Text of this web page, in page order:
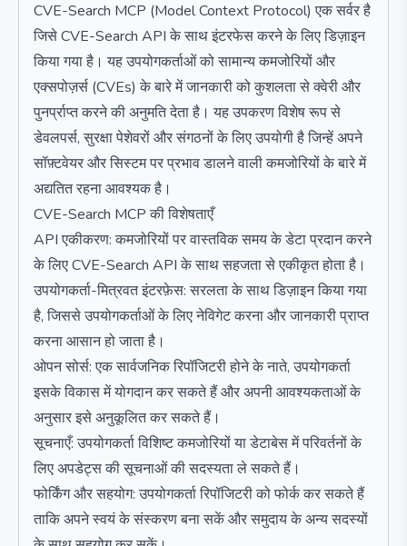
CVE-Search MCP (Model Context Protocol) एक सर्वर है
जिसे CVE-Search API के साथ इंटरफेस करने के लिए डिज़ाइन
किया गया है। यह उपयोगकर्ताओं को सामान्य कमजोरियों और
एक्सपोज़र्स (CVEs) के बारे में जानकारी को कुशलता से क्वेरी और
पुनर्प्राप्त करने की अनुमति देता है। यह उपकरण विशेष रूप से
डेवलपर्स, सुरक्षा पेशेवरों और संगठनों के लिए उपयोगी है जिन्हें अपने
सॉफ़्टवेयर और सिस्टम पर प्रभाव डालने वाली कमजोरियों के बारे में
अद्यतित रहना आवश्यक है।
CVE-Search MCP की विशेषताएँ
API एकीकरण: कमजोरियों पर वास्तविक समय के डेटा प्रदान करने
के लिए CVE-Search API के साथ सहजता से एकीकृत होता है।
उपयोगकर्ता-मित्रवत इंटरफ़ेस: सरलता के साथ डिज़ाइन किया गया
है, जिससे उपयोगकर्ताओं के लिए नेविगेट करना और जानकारी प्राप्त
करना आसान हो जाता है।
ओपन सोर्स: एक सार्वजनिक रिपॉजिटरी होने के नाते, उपयोगकर्ता
इसके विकास में योगदान कर सकते हैं और अपनी आवश्यकताओं के
अनुसार इसे अनुकूलित कर सकते हैं।
सूचनाएँ: उपयोगकर्ता विशिष्ट कमजोरियों या डेटाबेस में परिवर्तनों के
लिए अपडेट्स की सूचनाओं की सदस्यता ले सकते हैं।
फोर्किंग और सहयोग: उपयोगकर्ता रिपॉजिटरी को फोर्क कर सकते हैं
ताकि अपने स्वयं के संस्करण बना सकें और समुदाय के अन्य सदस्यों